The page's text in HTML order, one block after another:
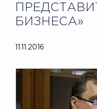
БИЗНЕСА»
11.11.2016